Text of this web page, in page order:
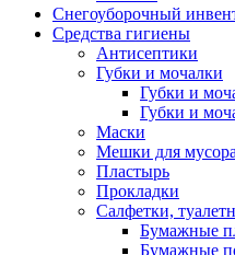
Снегоуборочный
Средства гигиены
Антисептики
Губки и мочалки
Губки и
Губки и
Маски
Мешки для мусора
Пластырь
Прокладки
Салфетки,
Бумажные
Бумажные